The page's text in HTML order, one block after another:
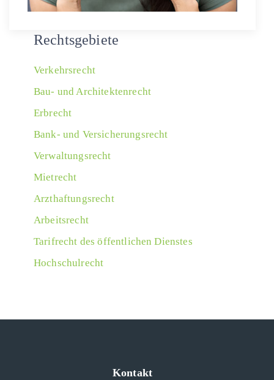
Rechtsgebiete
Verkehrsrecht
Bau- und Architektenrecht
Erbrecht
Bank- und Versicherungsrecht
Verwaltungsrecht
Mietrecht
Arzthaftungsrecht
Arbeitsrecht
Tarifrecht des öffentlichen Dienstes
Hochschulrecht
Kontakt